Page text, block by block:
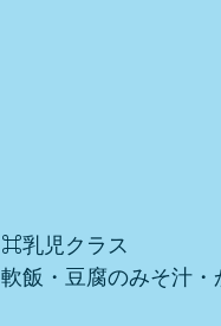
⌘乳児クラス
軟飯・豆腐のみそ汁